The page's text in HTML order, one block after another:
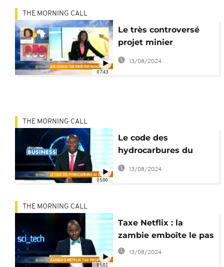
07:43
THE MORNING CALL
Le très controversé
projet minier
malgache [Morning
Call]
13/08/2024
05:00
THE MORNING CALL
Le code des
hydrocarbures du
Congo [Chronique
Business]
13/08/2024
05:02
THE MORNING CALL
Taxe Netflix : la
zambie emboîte le pas
13/08/2024